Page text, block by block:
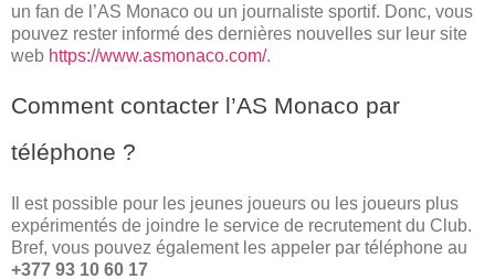
un fan de l’AS Monaco ou un journaliste sportif. Donc, vous
pouvez rester informé des dernières nouvelles sur leur site
web https://www.asmonaco.com/.
Comment contacter l’AS Monaco par
téléphone ?
Il est possible pour les jeunes joueurs ou les joueurs plus
expérimentés de joindre le service de recrutement du Club.
Bref, vous pouvez également les appeler par téléphone au
+377 93 10 60 17